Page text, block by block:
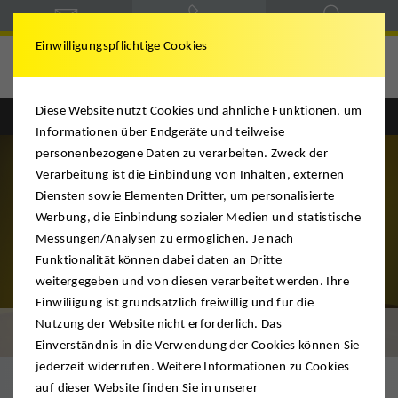
Tipps zum Umzug
Einwilligungspflichtige Cookies
Diese Website nutzt Cookies und ähnliche Funktionen, um
Informationen über Endgeräte und teilweise
personenbezogene Daten zu verarbeiten. Zweck der
Verarbeitung ist die Einbindung von Inhalten, externen
Diensten sowie Elementen Dritter, um personalisierte
Werbung, die Einbindung sozialer Medien und statistische
Messungen/Analysen zu ermöglichen. Je nach
Funktionalität können dabei daten an Dritte
weitergegeben und von diesen verarbeitet werden. Ihre
Einwiliigung ist grundsätzlich freiwillig und für die
Nutzung der Website nicht erforderlich. Das
Einverständnis in die Verwendung der Cookies können Sie
jederzeit widerrufen. Weitere Informationen zu Cookies
auf dieser Website finden Sie in unserer